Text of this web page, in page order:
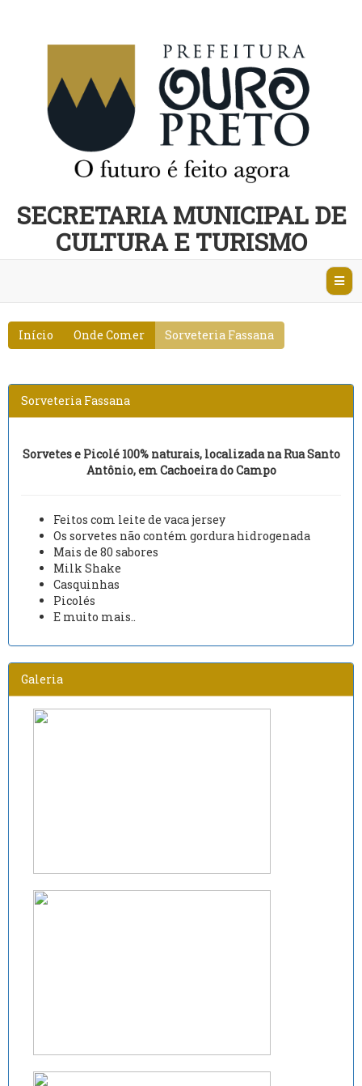
SECRETARIA MUNICIPAL DE
CULTURA E TURISMO
Início Onde Comer Sorveteria Fassana
Sorveteria Fassana
Sorvetes e Picolé 100% naturais, localizada na Rua Santo
Antônio, em Cachoeira do Campo
Feitos com leite de vaca jersey
Os sorvetes não contém gordura hidrogenada
Mais de 80 sabores
Milk Shake
Casquinhas
Picolés
E muito mais..
Galeria